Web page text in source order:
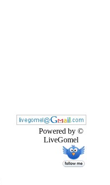
Powered by ©
LiveGomel